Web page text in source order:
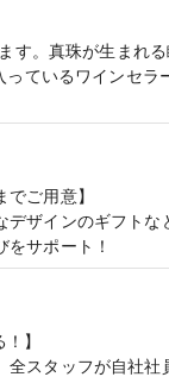
。真珠が生まれ
ているワインセラ
ご用意】
ザインのギフト
サポート！
】
スタッフが自社